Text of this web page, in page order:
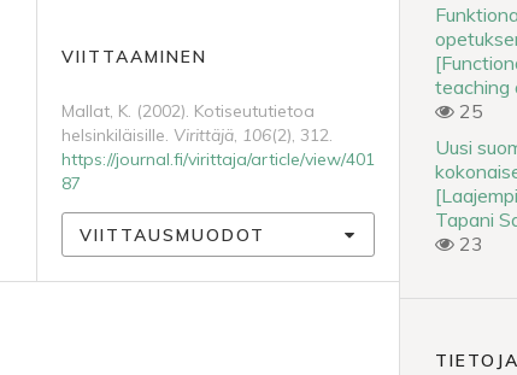
VIITTAAMINEN
Mallat, K. (2002). Kotiseututietoa
helsinkiläisille. Virittäjä, 106(2), 312.
https://journal.fi/virittaja/article/view/401
87
VIITTAUSMUODOT
teaching
25
Uusi
Tapani
23
TIETOJA